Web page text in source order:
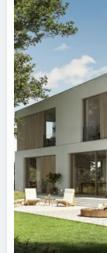
Produktdaten
CAD-Details
Expertenprofile